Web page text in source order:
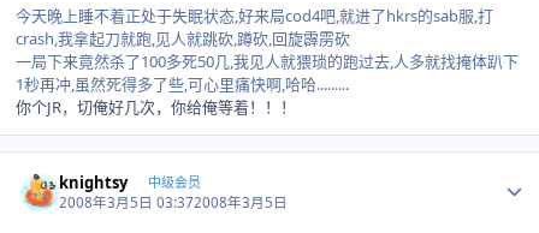
今天晚上睡不着正处于失眠状态,好来局cod4吧,就进了hkrs的sab服,打
crash,我拿起刀就跑,见人就跳砍,蹲砍,回旋霹雳砍
一局下来竟然杀了100多死50几,我见人就猥琐的跑过去,人多就找掩体趴下
1秒再冲,虽然死得多了些,可心里痛快啊,哈哈.........
你个JR，切俺好几次，你给俺等着！！！
knightsy 中级会员
2008年3月5日 03:372008年3月5日